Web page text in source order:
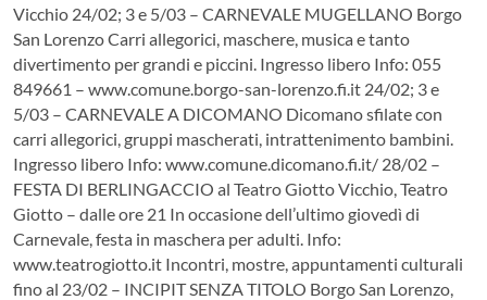
Vicchio 24/02; 3 e 5/03 – CARNEVALE MUGELLANO Borgo
San Lorenzo Carri allegorici, maschere, musica e tanto
divertimento per grandi e piccini. Ingresso libero Info: 055
849661 – www.comune.borgo-san-lorenzo.fi.it 24/02; 3 e
5/03 – CARNEVALE A DICOMANO Dicomano sfilate con
carri allegorici, gruppi mascherati, intrattenimento bambini.
Ingresso libero Info: www.comune.dicomano.fi.it/ 28/02 –
FESTA DI BERLINGACCIO al Teatro Giotto Vicchio, Teatro
Giotto – dalle ore 21 In occasione dell’ultimo giovedì di
Carnevale, festa in maschera per adulti. Info:
www.teatrogiotto.it Incontri, mostre, appuntamenti culturali
fino al 23/02 – INCIPIT SENZA TITOLO Borgo San Lorenzo,